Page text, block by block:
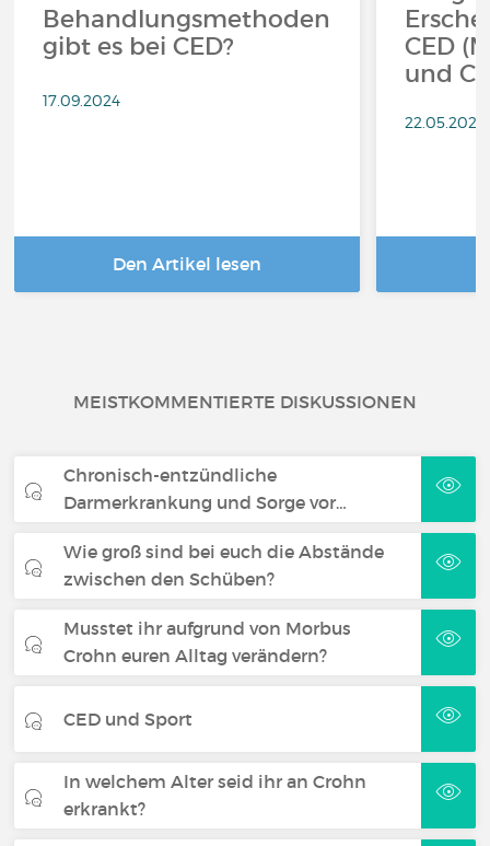
Behandlungsmethoden
gibt es bei CED?
17.09.2024
Den Artikel lesen
CED
und
22.05.2024
MEISTKOMMENTIERTE DISKUSSIONEN
Chronisch-entzündliche
Darmerkrankung und Sorge vor…
Wie groß sind bei euch die Abstände
zwischen den Schüben?
Musstet ihr aufgrund von Morbus
Crohn euren Alltag verändern?
CED und Sport
In welchem Alter seid ihr an Crohn
erkrankt?